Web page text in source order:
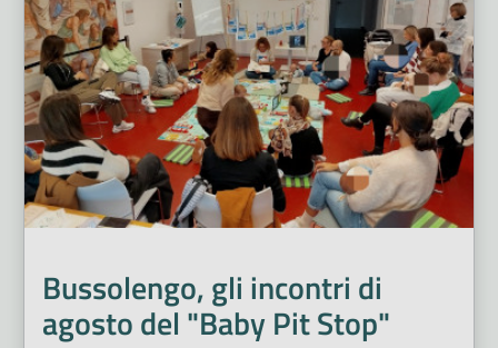
Bussolengo, gli incontri di
agosto del "Baby Pit Stop"